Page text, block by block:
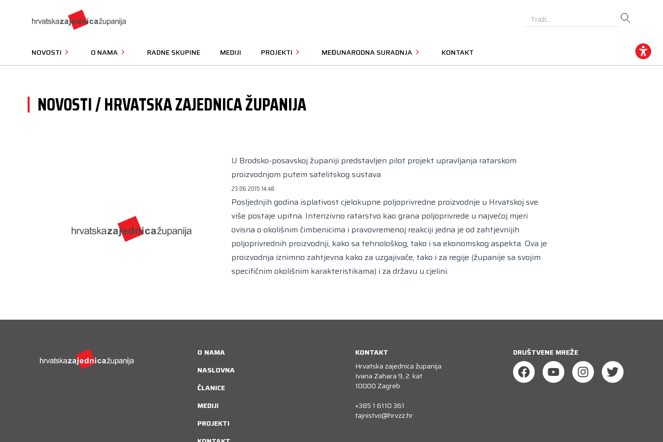
NOVOSTI O NAMA RADNE SKUPINE MEDIJI PROJEKTI MEĐUNARODNA SURADNJA KONTAKT
NOVOSTI / HRVATSKA ZAJEDNICA ŽUPANIJA
U Brodsko-posavskoj županiji predstavljen pilot projekt upravljanja ratarskom
proizvodnjom putem satelitskog sustava
23.06.2015 14:48
Posljednjih godina isplativost cjelokupne poljoprivredne proizvodnje u Hrvatskoj sve
više postaje upitna. Intenzivno ratarstvo kao grana poljoprivrede u najvećoj mjeri
ovisna o okolišnim čimbenicima i pravovremenoj reakciji jedna je od zahtjevnijih
poljoprivrednih proizvodnji, kako sa tehnološkog, tako i sa ekonomskog aspekta. Ova je
proizvodnja iznimno zahtjevna kako za uzgajivače, tako i za regije (županije sa svojim
specifičnim okolišnim karakteristikama) i za državu u cjelini.
O NAMA
NASLOVNA
ČLANICE
MEDIJI
PROJEKTI
KONTAKT
Hrvatska zajednica županija
Ivana Zahara 9, 2. kat
10000 Zagreb
+385 1 6110 361
tajnistvo@hrvzz.hr
DRUŠTVENE MREŽE